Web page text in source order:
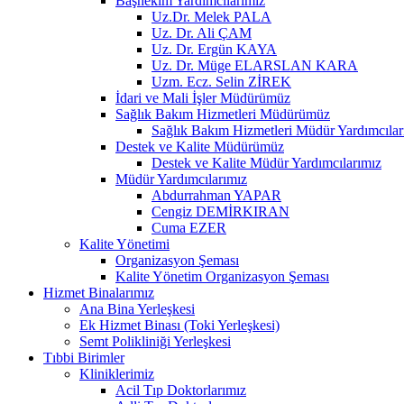
Uz.Dr. Melek PALA
Uz. Dr. Ali ÇAM
Uz. Dr. Ergün KAYA
Uz. Dr. Müge ELARSLAN KARA
Uzm. Ecz. Selin ZİREK
İdari ve Mali İşler Müdürümüz
Sağlık Bakım Hizmetleri Müdürümüz
Sağlık Bakım Hizmetleri Müdür
Destek ve Kalite Müdürümüz
Destek ve Kalite Müdür Yardımcılarımız
Müdür Yardımcılarımız
Abdurrahman YAPAR
Cengiz DEMİRKIRAN
Cuma EZER
Kalite Yönetimi
Organizasyon Şeması
Kalite Yönetim Organizasyon Şeması
Hizmet Binalarımız
Ana Bina Yerleşkesi
Ek Hizmet Binası (Toki Yerleşkesi)
Semt Polikliniği Yerleşkesi
Tıbbi Birimler
Kliniklerimiz
Acil Tıp Doktorlarımız